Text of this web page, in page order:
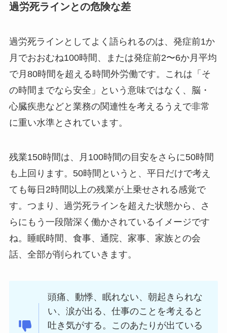
過労死ラインとの危険な差
過労死ラインとしてよく語られるのは、発症前1か
月でおおむね100時間、または発症前2〜6か月平均
で月80時間を超える時間外労働です。これは「そ
の時間までなら安全」という意味ではなく、脳・
心臓疾患などと業務の関連性を考えるうえで非常
に重い水準とされています。
残業150時間は、月100時間の目安をさらに50時間
も上回ります。50時間というと、平日だけで考え
ても毎日2時間以上の残業が上乗せされる感覚で
す。つまり、過労死ラインを超えた状態から、さ
らにもう一段階深く働かされているイメージです
ね。睡眠時間、食事、通院、家事、家族との会
話、全部が削られていきます。
頭痛、動悸、眠れない、朝起きられな
い、涙が出る、仕事のことを考えると
吐き気がする。このあたりが出ている